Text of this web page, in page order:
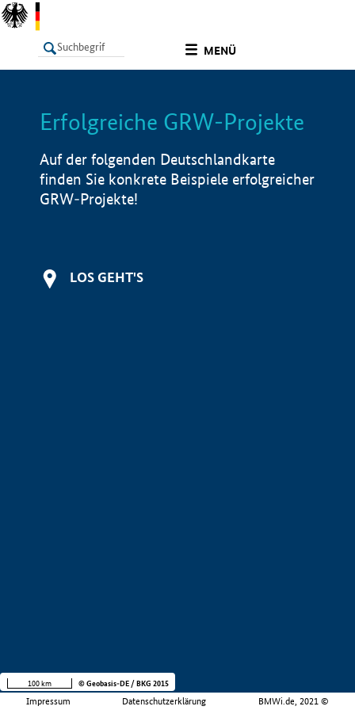
MENÜ
LISTE Info
Erfolgreiche GRW-Projekte
Auf der folgenden Deutschlandkarte
finden Sie konkrete Beispiele erfolgreicher
GRW-Projekte!
LOS GEHT'S
Impressum Datenschutzerklärung BMWi.de, 2021 ©
100 km © Geobasis-DE / BKG 2015